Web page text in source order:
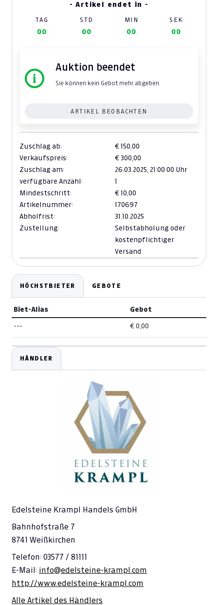
- Artikel endet in -
TAG STD MIN SEK
00 00 00 00
Auktion beendet
Sie können kein Gebot mehr abgeben.
ARTIKEL BEOBACHTEN
Zuschlag ab:
€ 150,00
Verkaufspreis:
€ 300,00
Zuschlag am:
26.03.2025, 21:00:00 Uhr
verfügbare Anzahl:
1
Mindestschritt:
€ 10,00
Artikelnummer:
170697
Abholfrist:
31.10.2025
Zustellung:
Selbstabholung oder
kostenpflichtiger
Versand
HÖCHSTBIETER GEBOTE
Biet-Alias Gebot
--- € 0,00
HÄNDLER
Edelsteine Krampl Handels GmbH
Bahnhofstraße 7
8741 Weißkirchen
Telefon: 03577 / 81111
E-Mail: info@edelsteine-krampl.com
http://www.edelsteine-krampl.com
Alle Artikel des Händlers